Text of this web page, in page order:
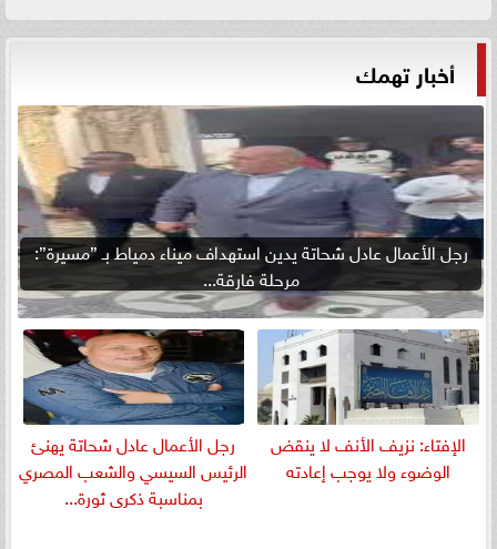
أخبار تهمك
رجل الأعمال عادل شحاتة يدين استهداف ميناء دمياط بـ ”مسيرة”:
مرحلة فارقة...
الإفتاء: نزيف الأنف لا ينقض
الوضوء ولا يوجب إعادته
رجل الأعمال عادل شحاتة يهنئ
الرئيس السيسي والشعب المصري
بمناسبة ذكرى ثورة...